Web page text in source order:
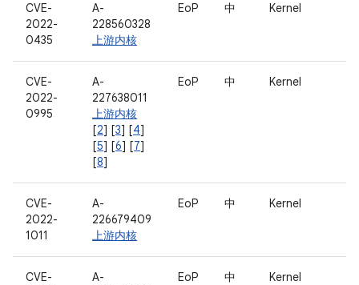
CVE-
2022-
0435
A-
228560328
上游内核
EoP 中 Kernel
CVE-
2022-
0995
A-
227638011
上游内核
[2] [3] [4]
[5] [6] [7]
[8]
EoP 中 Kernel
CVE-
2022-
1011
A-
226679409
上游内核
EoP 中 Kernel
CVE-
A-
EoP 中 Kernel